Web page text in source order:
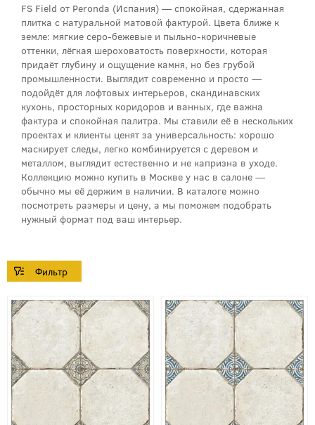
FS Field от Peronda (Испания) — спокойная, сдержанная
плитка с натуральной матовой фактурой. Цвета ближе к
земле: мягкие серо-бежевые и пыльно-коричневые
оттенки, лёгкая шероховатость поверхности, которая
придаёт глубину и ощущение камня, но без грубой
промышленности. Выглядит современно и просто —
подойдёт для лофтовых интерьеров, скандинавских
кухонь, просторных коридоров и ванных, где важна
фактура и спокойная палитра. Мы ставили её в нескольких
проектах и клиенты ценят за универсальность: хорошо
маскирует следы, легко комбинируется с деревом и
металлом, выглядит естественно и не капризна в уходе.
Коллекцию можно купить в Москве у нас в салоне —
обычно мы её держим в наличии. В каталоге можно
посмотреть размеры и цену, а мы поможем подобрать
нужный формат под ваш интерьер.